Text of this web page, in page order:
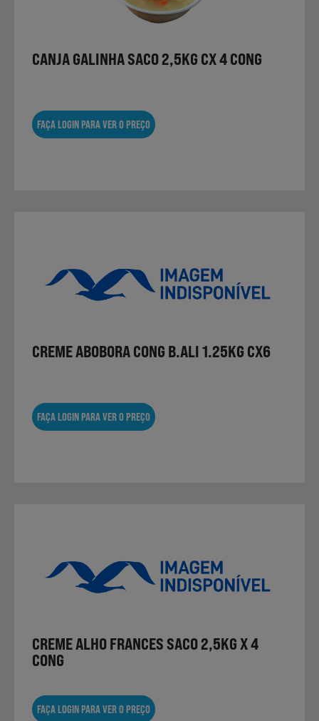
CANJA GALINHA SACO 2,5KG CX 4 CONG
FAÇA LOGIN PARA VER O PREÇO
CREME ABOBORA CONG B.ALI 1.25KG CX6
FAÇA LOGIN PARA VER O PREÇO
CREME ALHO FRANCES SACO 2,5KG X 4
CONG
FAÇA LOGIN PARA VER O PREÇO